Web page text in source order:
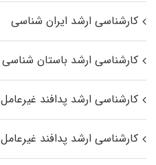
کارشناسی ارشد ایران شناسی
کارشناسی ارشد باستان شناسی
کارشناسی ارشد پدافند غیرعامل
کارشناسی ارشد پدافند غیرعامل ۲